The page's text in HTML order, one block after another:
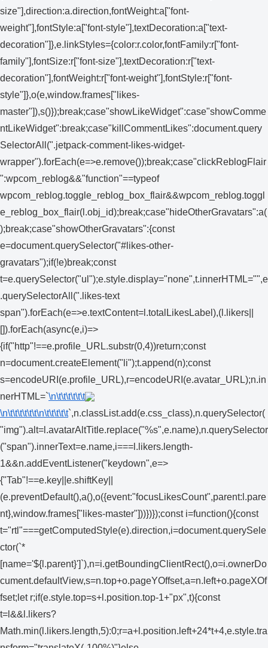
size"],direction:a.direction,fontWeight:a["font-
weight"],fontStyle:a["font-style"],textDecoration:a["text-
decoration"]},e.linkStyles={color:r.color,fontFamily:r["font-
family"],fontSize:r["font-size"],textDecoration:r["text-
decoration"],fontWeight:r["font-weight"],fontStyle:r["font-
style"]},o(e,window.frames["likes-
master"]),s()});break;case"showLikeWidget":case"showComme
ntLikeWidget":break;case"killCommentLikes":document.query
SelectorAll(".jetpack-comment-likes-widget-
wrapper").forEach(e=>e.remove());break;case"clickReblogFlair
":wpcom_reblog&&"function"==typeof
wpcom_reblog.toggle_reblog_box_flair&&wpcom_reblog.toggl
e_reblog_box_flair(l.obj_id);break;case"hideOtherGravatars":a(
);break;case"showOtherGravatars":{const
e=document.querySelector("#likes-other-
gravatars");if(!e)break;const
t=e.querySelector("ul");e.style.display="none",t.innerHTML="",e
.querySelectorAll(".likes-text
span").forEach(e=>e.textContent=l.totalLikesLabel),(l.likers||
[]).forEach(async(e,i)=>
{if("http"!==e.profile_URL.substr(0,4))return;const
n=document.createElement("li");t.append(n);const
s=encodeURI(e.profile_URL),r=encodeURI(e.avatar_URL);n.in
nerHTML=`\n\t\t\t\t\t\t
\n\t\t\t\t\t\t\n\t\t\t\t\t`,n.classList.add(e.css_class),n.querySelector(
"img").alt=l.avatarAltTitle.replace("%s",e.name),n.querySelector
("span").innerText=e.name,i===l.likers.length-
1&&n.addEventListener("keydown",e=>
{"Tab"!==e.key||e.shiftKey||
(e.preventDefault(),a(),o({event:"focusLikesCount",parent:l.pare
nt},window.frames["likes-master"]))})});const i=function(){const
t="rtl"===getComputedStyle(e).direction,i=document.querySele
ctor(`*
[name='${l.parent}']`),n=i.getBoundingClientRect(),o=i.ownerDo
cument.defaultView,s=n.top+o.pageYOffset,a=n.left+o.pageXOf
fset;let r;if(e.style.top=s+l.position.top-1+"px",t){const
t=l&&l.likers?
Math.min(l.likers.length,5):0;r=a+l.position.left+24*t+4,e.style.tra